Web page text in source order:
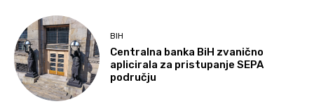
BIH
Centralna banka BiH zvanično
aplicirala za pristupanje SEPA
području